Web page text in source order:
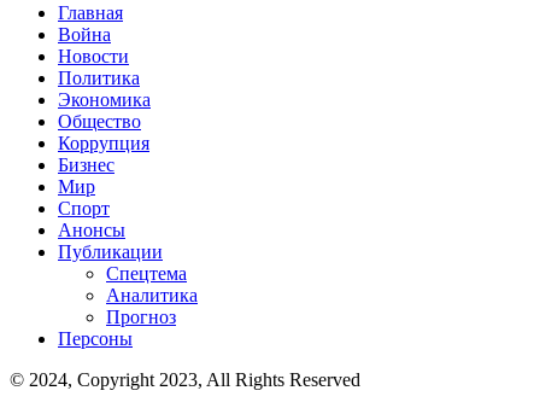
Главная
Война
Новости
Политика
Экономика
Общество
Коррупция
Бизнес
Мир
Спорт
Анонсы
Публикации
Спецтема
Аналитика
Прогноз
Персоны
© 2024, Copyright 2023, All Rights Reserved